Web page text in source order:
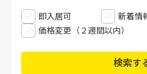
即入居可
新着情
価格変更（２週間以内）
検索す